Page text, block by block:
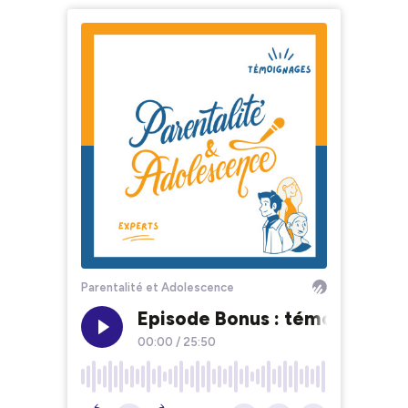
Parentalité et Adolescence
Episode Bonus :
00:00 / 25:50